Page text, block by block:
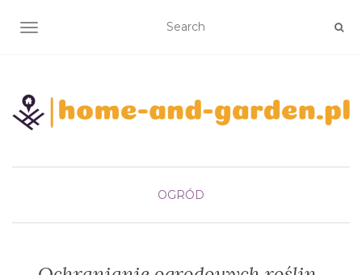
TOGGLE NAVIGATION
OGRÓD